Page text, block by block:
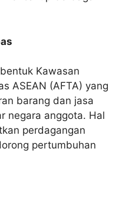
Kawasan
ASEAN (AFTA) yang
barang dan jasa
negara anggota. Hal
perdagangan
pertumbuhan